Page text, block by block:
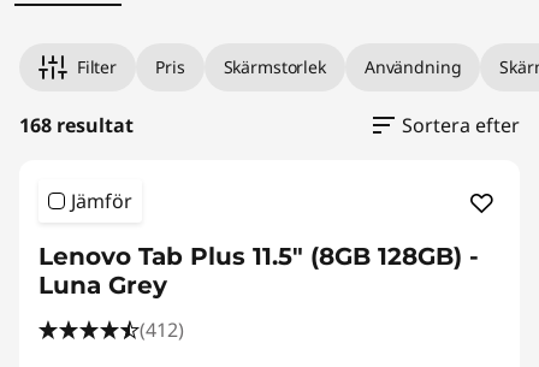
å
Filter Pris Skärmstorlek Användning
168 resultat Sortera efter
Jämför
Lenovo Tab Plus 11.5" (8GB 128GB) -
Luna Grey
(412)